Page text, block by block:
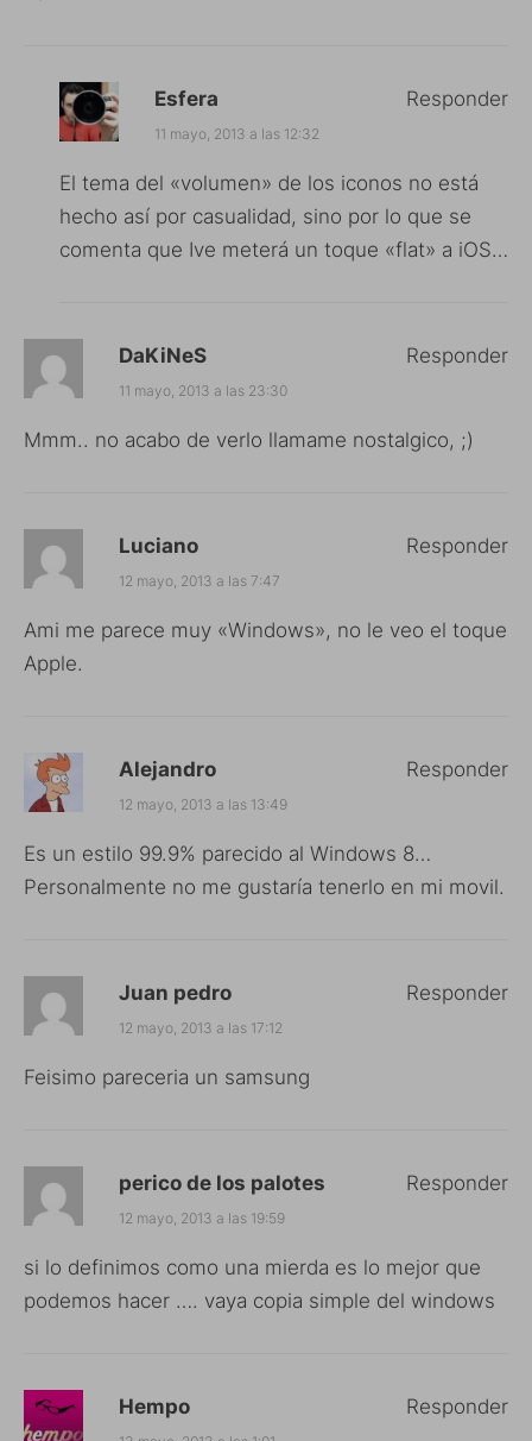
Esfera
11 mayo, 2013 a las 12:32
El tema del «volumen» de los iconos no está
hecho así por casualidad, sino por lo que se
comenta que Ive meterá un toque «flat» a iOS…
Responder
DaKiNeS
11 mayo, 2013 a las 23:30
Mmm.. no acabo de verlo llamame nostalgico, ;)
Responder
Luciano
12 mayo, 2013 a las 7:47
Ami me parece muy «Windows», no le veo el toque
Apple.
Responder
Alejandro
12 mayo, 2013 a las 13:49
Es un estilo 99.9% parecido al Windows 8…
Personalmente no me gustaría tenerlo en mi movil.
Responder
Juan pedro
12 mayo, 2013 a las 17:12
Feisimo pareceria un samsung
Responder
perico de los palotes
12 mayo, 2013 a las 19:59
si lo definimos como una mierda es lo mejor que
podemos hacer …. vaya copia simple del windows
Responder
Hempo Responder